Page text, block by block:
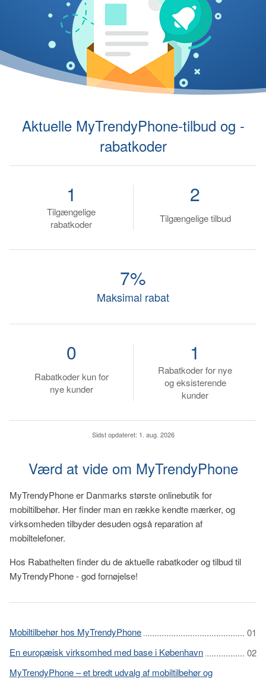
Aktuelle MyTrendyPhone-tilbud og -
rabatkoder
Tilgængelige
rabatkoder
1
Tilgængelige tilbud
2
Maksimal rabat
7%
Rabatkoder kun for
nye kunder
0
Rabatkoder for nye
og eksisterende
kunder
1
Sidst opdateret: 1. aug. 2026
Værd at vide om MyTrendyPhone
MyTrendyPhone er Danmarks største onlinebutik for
mobiltilbehør. Her finder man en række kendte mærker, og
virksomheden tilbyder desuden også reparation af
mobiltelefoner.
Hos Rabathelten finder du de aktuelle rabatkoder og tilbud til
MyTrendyPhone - god fornøjelse!
Mobiltilbehør hos MyTrendyPhone
En europæisk virksomhed med base i København
MyTrendyPhone – et bredt udvalg af mobiltilbehør og